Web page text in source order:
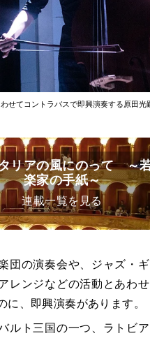
せてコントラバスで即興演奏する原田光
リアの風にのって ～
楽家の手紙～
連載一覧を見る
団の演奏会や、ジャズ・
レンジなどの活動とあわ
に、即興演奏があります。
ルト三国の一つ、ラトビ